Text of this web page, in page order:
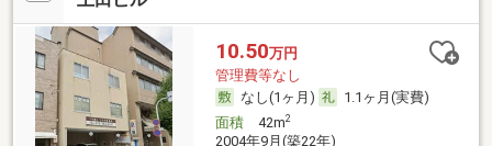
10.50万円
管理費等なし
なし(1ヶ月)
1.1ヶ月(実費)
面積42m2
2004年9月(築22年)